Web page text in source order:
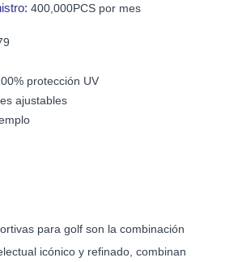
400,000PCS por mes
protección UV
ajustables
para golf son la combinación
icónico y refinado, combinan